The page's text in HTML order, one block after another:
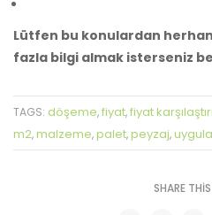
Lütfen bu konulardan
fazla bilgi almak isterseniz
TAGS: döşeme,fiyat,fiyat
m2,malzeme,palet,peyzaj,
SHARE